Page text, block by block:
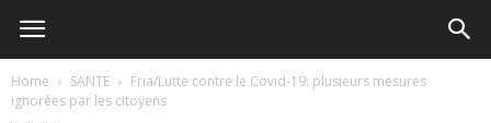
Home SANTE
Fria/Lutte contre le Covid-19: plusieurs mesures
ignorées par les citoyens